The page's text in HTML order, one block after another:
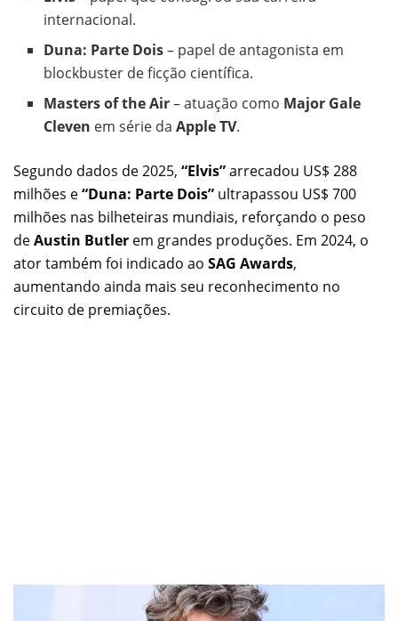
internacional.
Duna: Parte Dois– papel de antagonista em
blockbuster de ficção científica.
Masters of the Air– atuação como Major Gale
Cleven em série daApple TV.
Segundo dados de 2025, “Elvis”arrecadou US$ 288
milhões e“Duna: Parte Dois” ultrapassou US$ 700
milhões nas bilheteiras mundiais, reforçando o peso
deAustin Butler em grandes produções. Em 2024, o
ator também foi indicado ao SAG Awards,
aumentando ainda mais seu reconhecimento no
circuito de premiações.